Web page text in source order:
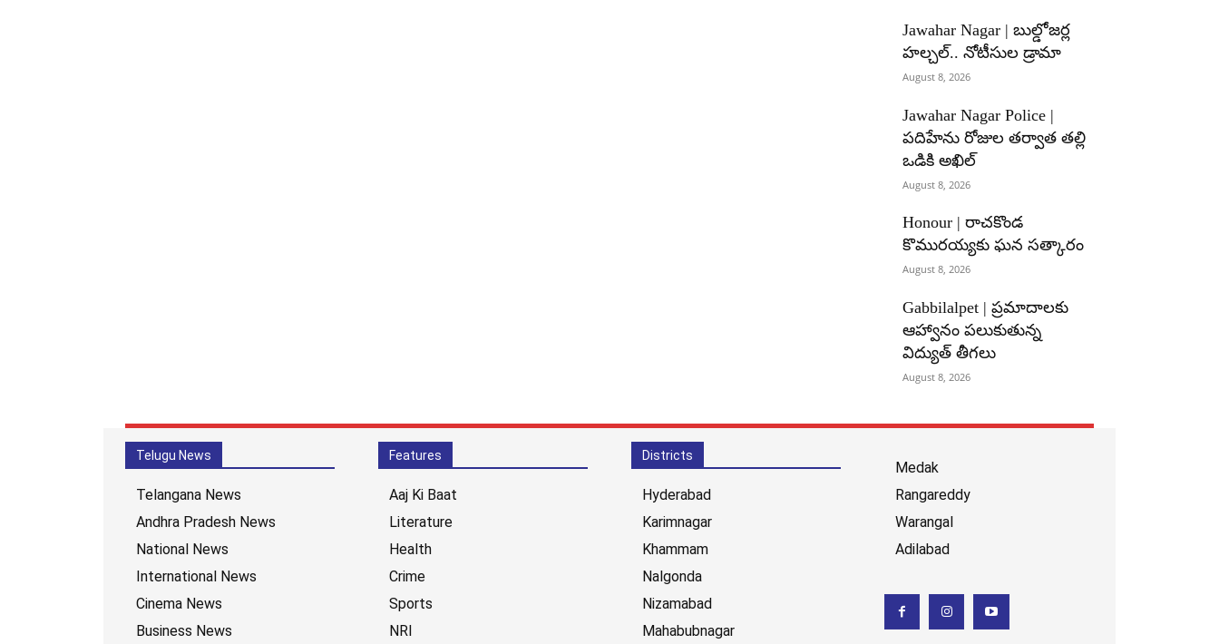
Jawahar Nagar | బుల్డోజర్ల
హల్చల్.. నోటీసుల డ్రామా
August 8, 2026
Jawahar Nagar Police |
పదిహేను రోజుల తర్వాత తల్లి
ఒడికి అఖిల్
August 8, 2026
Honour | రాచకొండ
కొమురయ్యకు ఘన సత్కారం
August 8, 2026
Gabbilalpet | ప్రమాదాలకు
ఆహ్వానం పలుకుతున్న
విద్యుత్ తీగలు
August 8, 2026
Telugu News
Telangana News
Andhra Pradesh News
National News
International News
Cinema News
Business News
Features
Aaj Ki Baat
Literature
Health
Crime
Sports
NRI
Districts
Hyderabad
Karimnagar
Khammam
Nalgonda
Nizamabad
Mahabubnagar
Medak
Rangareddy
Warangal
Adilabad